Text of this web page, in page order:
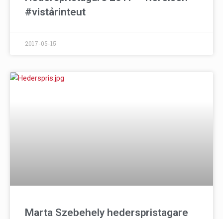
#vistårinteut
2017-05-15
Marta Szebehely hederspristagare